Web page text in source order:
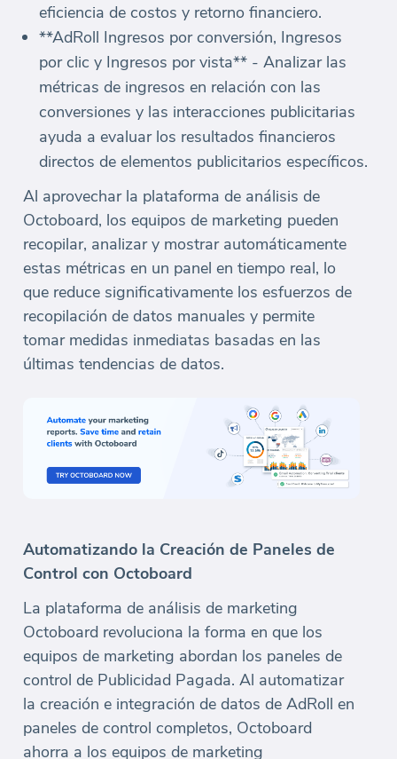
eficiencia de costos y retorno financiero.
**AdRoll Ingresos por conversión, Ingresos
por clic y Ingresos por vista** - Analizar las
métricas de ingresos en relación con las
conversiones y las interacciones publicitarias
ayuda a evaluar los resultados financieros
directos de elementos publicitarios específicos.
Al aprovechar la plataforma de análisis de
Octoboard, los equipos de marketing pueden
recopilar, analizar y mostrar automáticamente
estas métricas en un panel en tiempo real, lo
que reduce significativamente los esfuerzos de
recopilación de datos manuales y permite
tomar medidas inmediatas basadas en las
últimas tendencias de datos.
Automatizando la Creación de Paneles de
Control con Octoboard
La plataforma de análisis de marketing
Octoboard revoluciona la forma en que los
equipos de marketing abordan los paneles de
control de Publicidad Pagada. Al automatizar
la creación e integración de datos de AdRoll en
paneles de control completos, Octoboard
ahorra a los equipos de marketing